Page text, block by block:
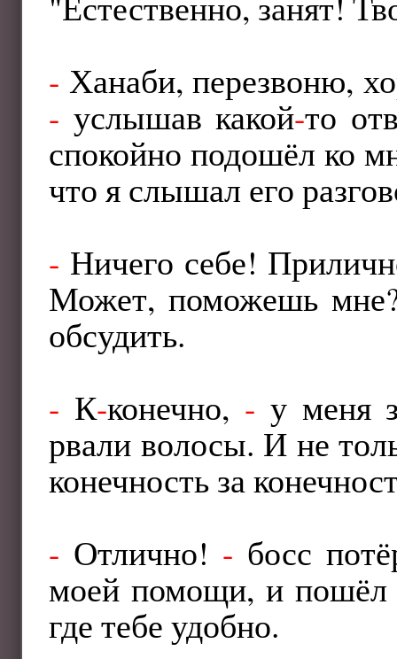
- Ханаби, перезвоню,
- услышав какой-то
спокойно подошёл ко
что я слышал его
- Ничего себе!
Может, поможешь
обсудить.
- К-конечно, - у меня
рвали волосы. И не
конечность за
- Отлично! - босс
моей помощи, и пошёл
где тебе удобно.